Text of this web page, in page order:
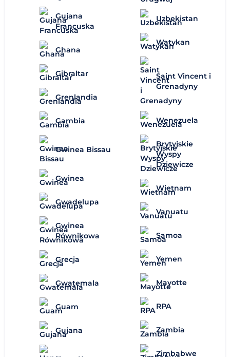
Gujana
Francuska
Ghana
Gibraltar
Grenlandia
Gambia
Gwinea Bissau
Gwinea
Gwadelupa
Gwinea
Równikowa
Grecja
Gwatemala
Guam
Gujana
Uzbekistan
Watykan
Saint Vincent i
Grenadyny
Wenezuela
Brytyjskie
Wyspy
Dziewicze
Wietnam
Vanuatu
Samoa
Yemen
Mayotte
RPA
Zambia
Zimbabwe